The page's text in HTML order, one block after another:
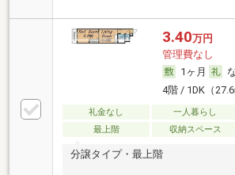
3.40万円
管理費なし
1ヶ月
4階 / 1DK（
礼金なし 一人暮らし
最上階
収納スペース
分譲タイプ・最上階